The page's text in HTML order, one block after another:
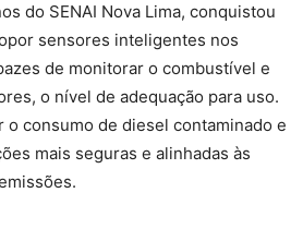
do SENAI Nova Lima, conquistou
sensores inteligentes nos
de monitorar o combustível e
o nível de adequação para uso.
o consumo de diesel contaminado e
mais seguras e alinhadas às